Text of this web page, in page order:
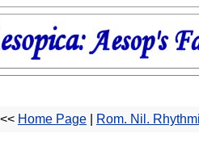
<< Home Page Rom. Nil.